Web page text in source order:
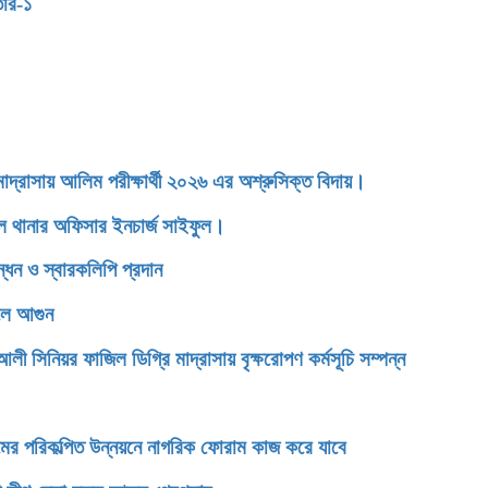
আলিম পরীক্ষার্থী ২০২৬ এর অশ্রুসিক্ত বিদায়।
থানার অফিসার ইনচার্জ সাইফুল।
ও স্বারকলিপি প্রদান
আগুন
ফাজিল ডিগ্রি মাদ্রাসায় বৃক্ষরোপণ কর্মসূচি সম্পন্ন
পরিকল্পিত উন্নয়নে নাগরিক ফোরাম কাজ করে যাবে